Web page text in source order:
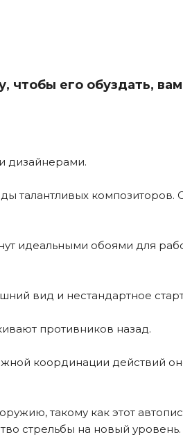
чтобы его обуздать,
дизайнерами.
талантливых композиторов.
идеальными обоями для
вид и нестандартное
противников назад.
координации действий
такому как этот
стрельбы на новый уровень.